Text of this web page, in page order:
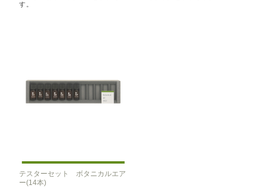
す。
テスターセット ボタニカルエア
ー(14本)